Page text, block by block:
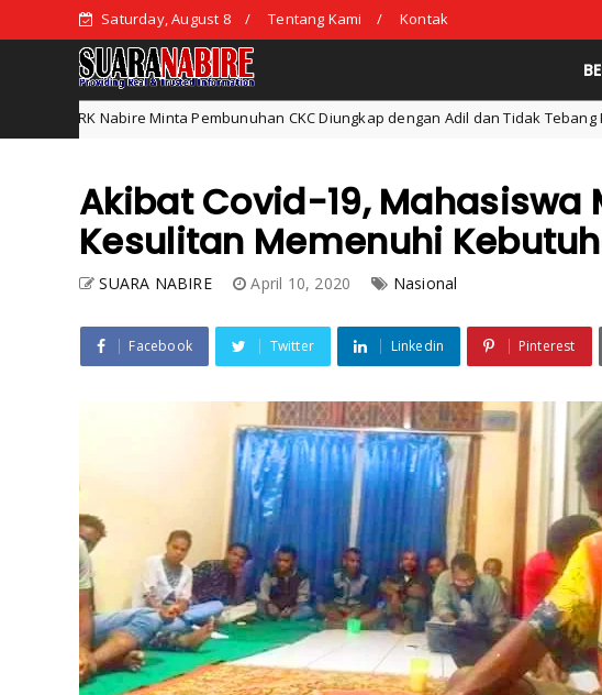
Saturday, August 8 Tentang Kami Kontak
Minta Pembunuhan CKC Diungkap dengan Adil dan Tidak Tebang Pilih Fokus
Akibat Covid-19, Mahasiswa
Kesulitan Memenuhi
SUARA NABIRE April 10, 2020 Nasional
Facebook Twitter Linkedin Pinterest